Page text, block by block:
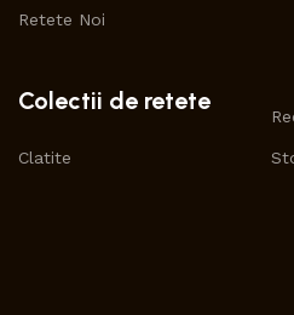
Retete Noi
Colectii de retete
Clatite